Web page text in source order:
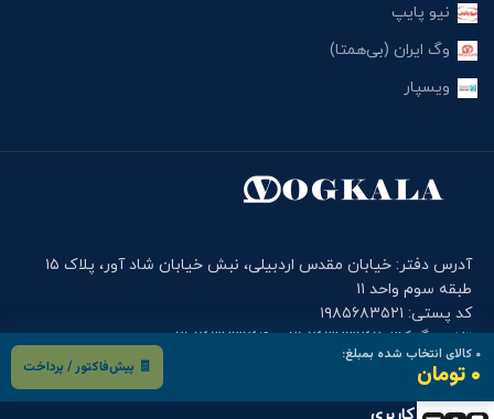
۰ کالای انتخاب شده بمبلغ:
۰ تومان 🧾 پیش‌فاکتور / پرداخت
نیو پایپ
وگ ایران (بی‌همتا)
ویسپار
آدرس دفتر: خیابان مقدس اردبیلی، نبش خیابان شاد آور، پلاک ۱۵
طبقه سوم واحد ۱۱
کد پستی: ۱۹۸۵۶۸۳۵۲۱
تلفن وگ کالا: ۲۶۳۷۳۲۶۲-۰۲۱ , ۲۶۳۷۳۲۶۴-۰۲۱
موبایل دفتر وگ کالا: ۰۹۰۰۱۲۲۷۹۱۴
فرم های کاربری